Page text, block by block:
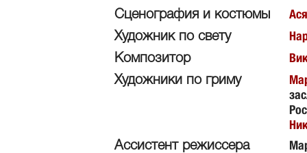
Сценография и костюмы
Художник по свету
Композитор
Художники по гриму
Ассистент режиссера